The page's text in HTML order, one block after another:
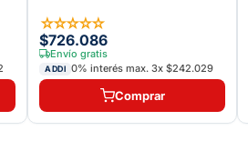
☆☆☆☆☆
$726.086
Envío gratis
ADDI 0% interés max. 3x $242.029
Comprar